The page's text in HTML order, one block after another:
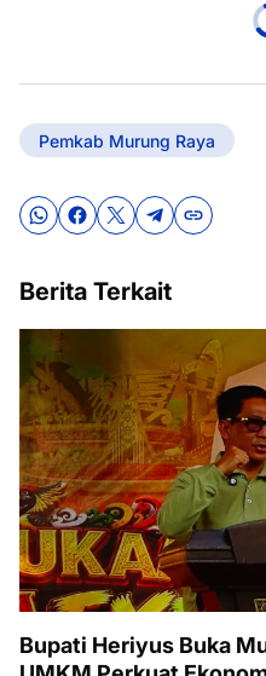
Pemkab Murung Raya
Berita Terkait
Bupati Heriyus Buka